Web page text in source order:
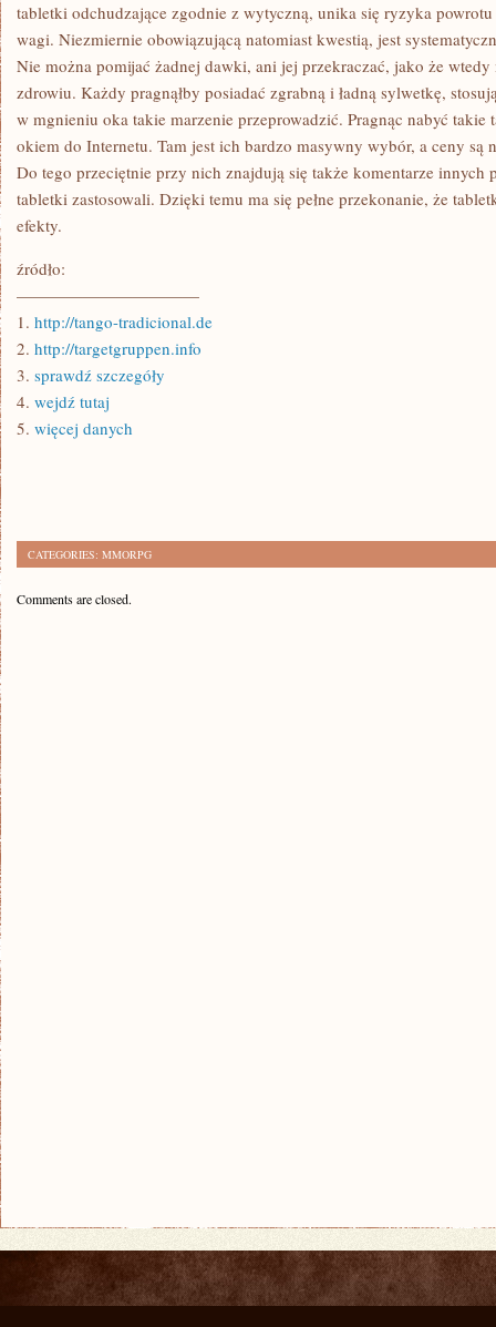
tabletki odchudzające zgodnie z wytyczną, unika się ryzyka
wagi. Niezmiernie obowiązującą natomiast kwestią, jest
Nie można pomijać żadnej dawki, ani jej przekraczać, jako że
zdrowiu. Każdy pragnąłby posiadać zgrabną i ładną sylwetkę,
w mgnieniu oka takie marzenie przeprowadzić. Pragnąc nabyć takie
okiem do Internetu. Tam jest ich bardzo masywny wybór, a ceny są
Do tego przeciętnie przy nich znajdują się także komentarze innych
tabletki zastosowali. Dzięki temu ma się pełne przekonanie, że
efekty.
źródło:
———————————
1. http://tango-tradicional.de
2. http://targetgruppen.info
3. sprawdź szczegóły
4. wejdź tutaj
5. więcej danych
CATEGORIES: MMORPG
Comments are closed.